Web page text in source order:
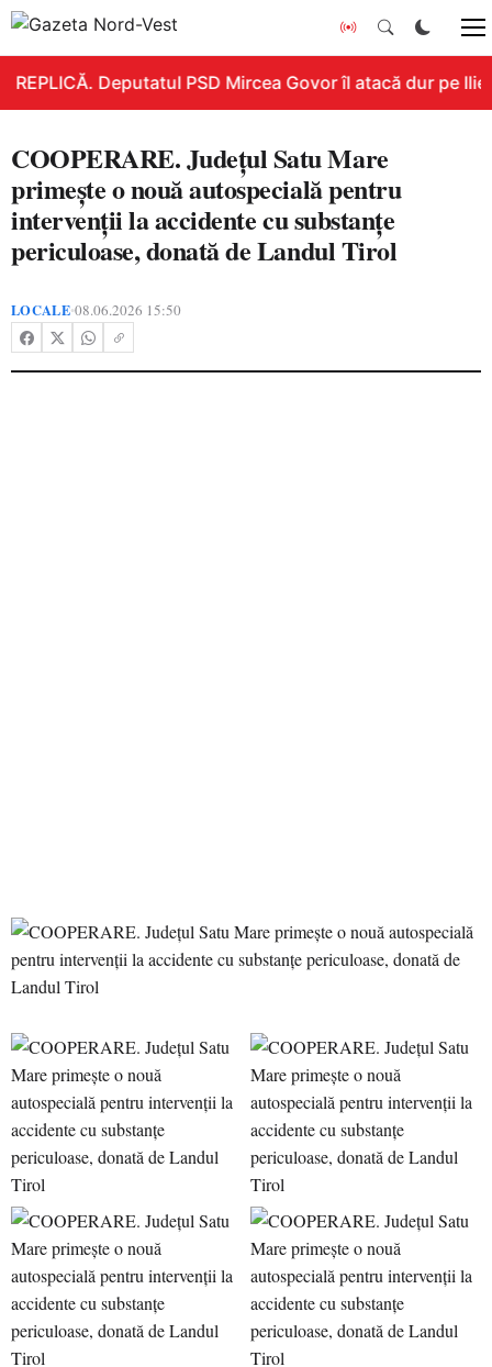
REPLICĂ. Deputatul PSD Mircea Govor îl atacă dur pe
COOPERARE. Județul Satu Mare
primește o nouă autospecială pentru
intervenții la accidente cu substanțe
periculoase, donată de Landul Tirol
LOCALE•08.06.2026 15:50